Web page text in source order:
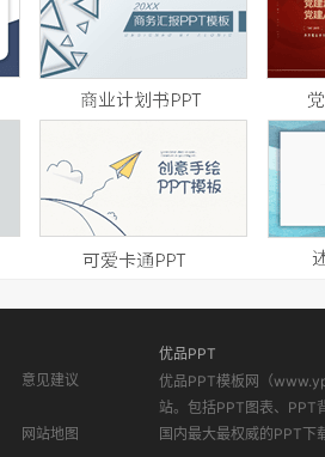
意见建议
网站地图
优品PPT
优品PPT模板网（
站。包括PPT图表、PPT
国内最大最权威的PPT下